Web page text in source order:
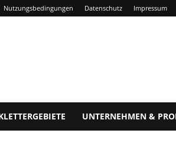
Nutzungsbedingungen Datenschutz Impressum
UNTERNEHMEN &